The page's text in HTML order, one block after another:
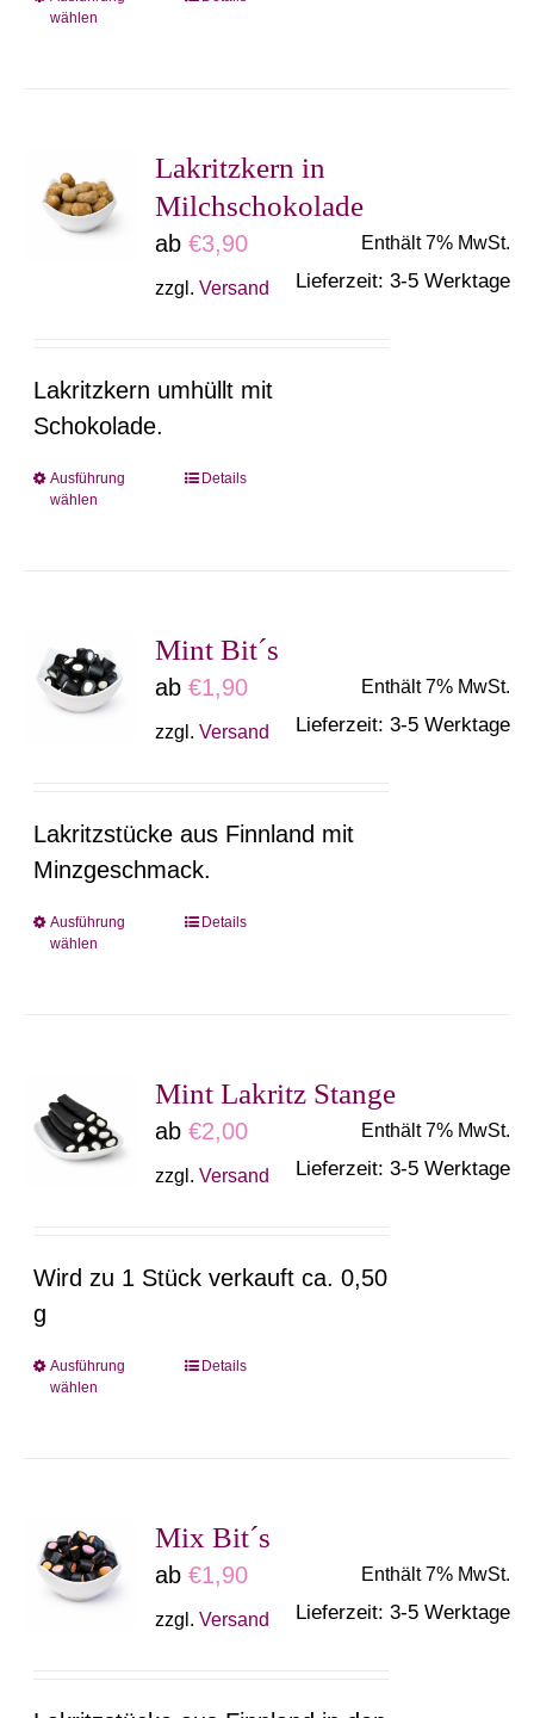
wählen
auf.
Die
Optionen
können
Produktseite
werden
Lakritzkern in
Milchschokolade
ab€3,90 Enthält 7% MwSt.
zzgl.Versand Lieferzeit: 3-5 Werktage
Lakritzkern umhüllt mit
Schokolade.
Ausführung
wählen
Dieses
auf.
Die
Optionen
der
Produktseite
gewählt
Details
Mint Bit´s
ab€1,90 Enthält 7% MwSt.
zzgl.Versand Lieferzeit: 3-5 Werktage
Lakritzstücke aus Finnland mit
Minzgeschmack.
Ausführung
wählen
Dieses
auf.
Die
Optionen
der
gewählt
Details
Mint Lakritz Stange
ab€2,00 Enthält 7% MwSt.
zzgl.Versand Lieferzeit: 3-5 Werktage
Wird zu 1 Stück verkauft ca. 0,50
g
Ausführung
wählen
Dieses
auf.
Die
Optionen
Details
Mix Bit´s
ab€1,90 Enthält 7% MwSt.
zzgl.Versand Lieferzeit: 3-5 Werktage